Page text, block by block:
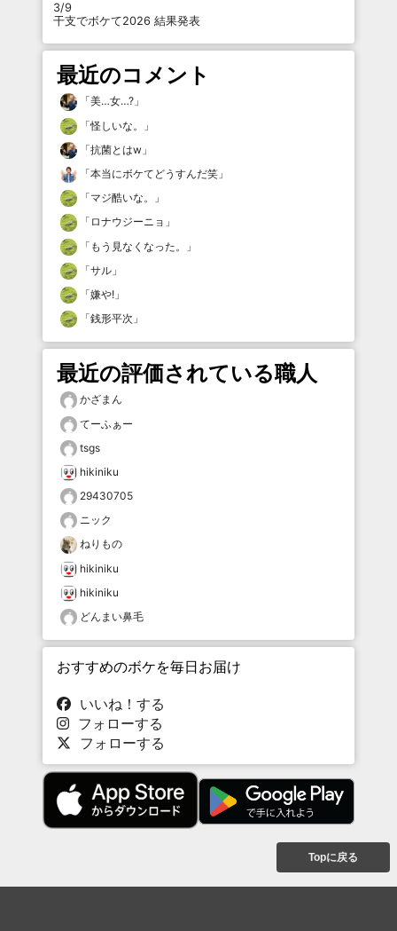
3/9
干支でボケて2026 結果発表
最近のコメント
「美…女…? 」
「怪しいな。
」
「抗菌とはw 」
「本当にボケてどうすんだ笑 」
「マジ酷いな。
」
「 ロナウジーニョ 」
「 もう見なくなった。
」
「サル 」
「嫌や! 」
「銭形平次 」
最近の評価されている職人
かざまん
てーふぁー
tsgs
hikiniku
29430705
ニック
ねりもの
hikiniku
hikiniku
どんまい鼻毛
おすすめのボケを毎日お届け
いいね！する
フォローする
フォローする
Topに戻る